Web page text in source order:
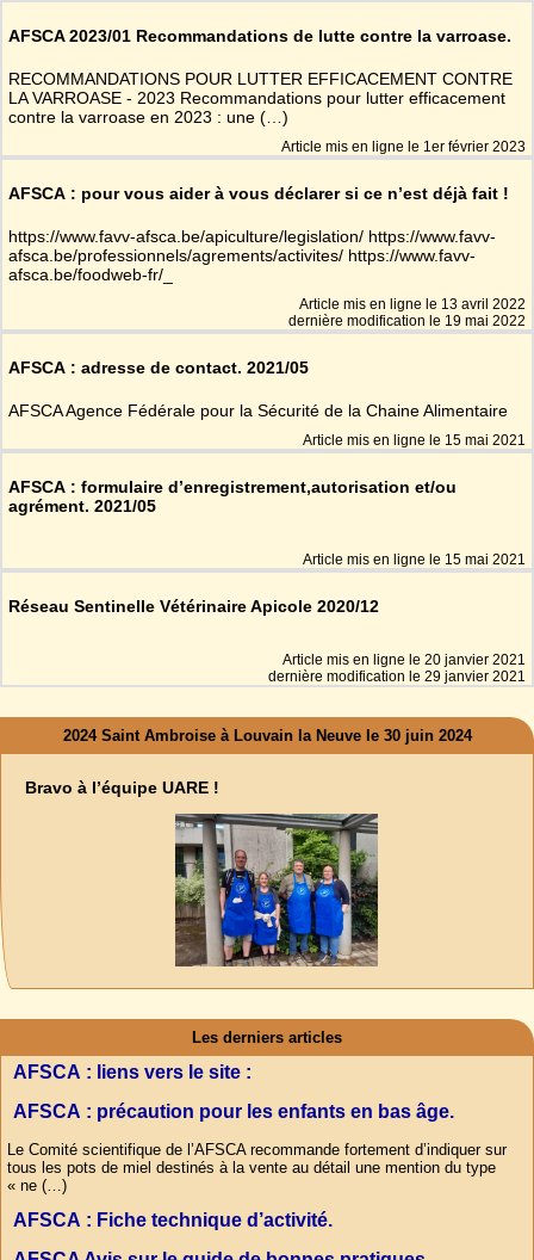
AFSCA 2023/01 Recommandations de lutte contre la varroase.
RECOMMANDATIONS POUR LUTTER EFFICACEMENT CONTRE
LA VARROASE - 2023 Recommandations pour lutter efficacement
contre la varroase en 2023 : une (…)
Article mis en ligne le 1er février 2023
AFSCA : pour vous aider à vous déclarer si ce n’est déjà fait !
https://www.favv-afsca.be/apiculture/legislation/ https://www.favv-
afsca.be/professionnels/agrements/activites/ https://www.favv-
afsca.be/foodweb-fr/_
Article mis en ligne le 13 avril 2022
dernière modification le 19 mai 2022
AFSCA : adresse de contact. 2021/05
AFSCA Agence Fédérale pour la Sécurité de la Chaine Alimentaire
Article mis en ligne le 15 mai 2021
AFSCA : formulaire d’enregistrement,autorisation et/ou
agrément. 2021/05
Article mis en ligne le 15 mai 2021
Réseau Sentinelle Vétérinaire Apicole 2020/12
Article mis en ligne le 20 janvier 2021
dernière modification le 29 janvier 2021
2024 Saint Ambroise à Louvain la Neuve le 30 juin 2024
Bravo à l’équipe UARE !
Les derniers articles
AFSCA : liens vers le site :
AFSCA : précaution pour les enfants en bas âge.
Le Comité scientifique de l’AFSCA recommande fortement d’indiquer sur
tous les pots de miel destinés à la vente au détail une mention du type
« ne (…)
AFSCA : Fiche technique d’activité.